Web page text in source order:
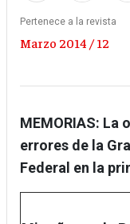
Pertenece a la revista
Marzo 2014 / 12
MEMORIAS: La
errores de la
Federal en la